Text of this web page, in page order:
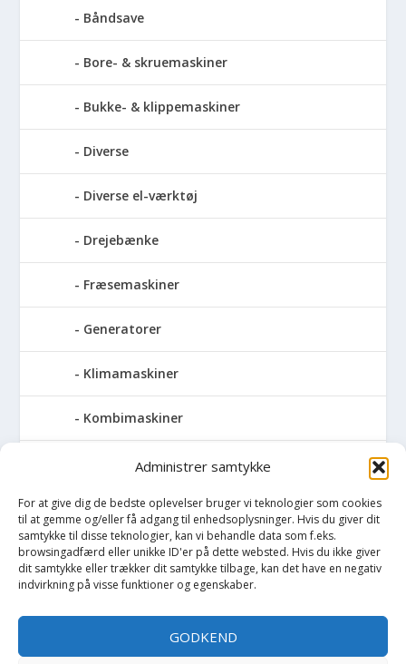
Administrer samtykke
For at give dig de bedste oplevelser bruger vi teknologier som cookies
til at gemme og/eller få adgang til enhedsoplysninger. Hvis du giver dit
samtykke til disse teknologier, kan vi behandle data som f.eks.
browsingadfærd eller unikke ID'er på dette websted. Hvis du ikke giver
dit samtykke eller trækker dit samtykke tilbage, kan det have en negativ
indvirkning på visse funktioner og egenskaber.
GODKEND
Båndsave
Bore- & skruemaskiner
Bukke- & klippemaskiner
Diverse
Diverse el-værktøj
Drejebænke
Fræsemaskiner
Generatorer
Klimamaskiner
Kombimaskiner
Kompressor
Pressemaskiner
Save